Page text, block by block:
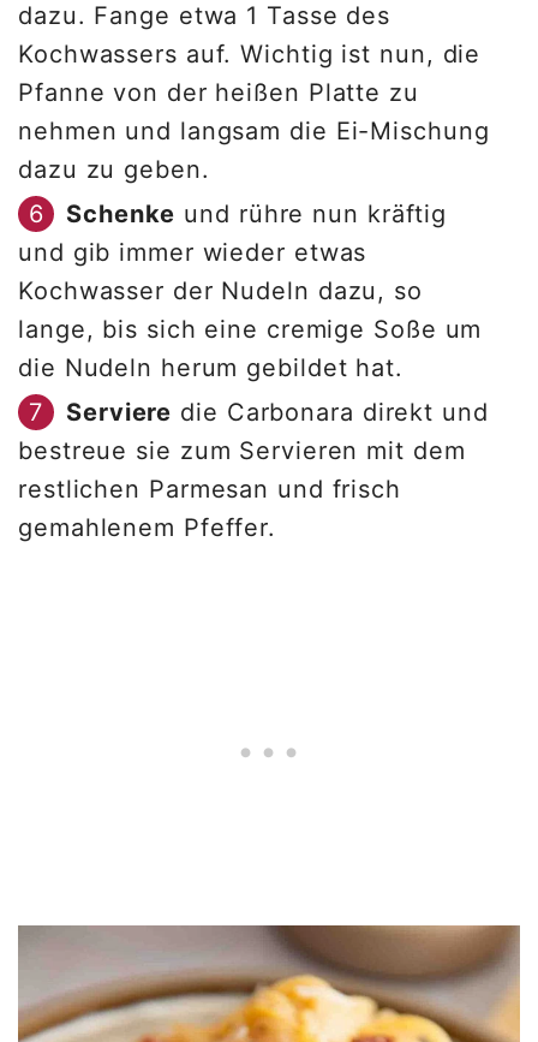
dazu. Fange etwa 1 Tasse des
Kochwassers auf. Wichtig ist nun, die
Pfanne von der heißen Platte zu
nehmen und langsam die Ei-Mischung
dazu zu geben.
Schenke und rühre nun kräftig
und gib immer wieder etwas
Kochwasser der Nudeln dazu, so
lange, bis sich eine cremige Soße um
die Nudeln herum gebildet hat.
Serviere die Carbonara direkt und
bestreue sie zum Servieren mit dem
restlichen Parmesan und frisch
gemahlenem Pfeffer.